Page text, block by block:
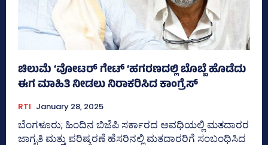
ಚಿಲುಮೆ ‘ವೋಟರ್ ಗೇಟ್‌ ‘ಹಗರಣದಲ್ಲಿ ಬೊಬ್ಬೆ ಹೊಡೆದು
ಈಗ ಮಾಹಿತಿ ನೀಡಲು ನಿರಾಕರಿಸಿದ ಕಾಂಗ್ರೆಸ್
RTI January 28, 2025
ಬೆಂಗಳೂರು; ಹಿಂದಿನ ಬಿಜೆಪಿ ಸರ್ಕಾರದ ಅವಧಿಯಲ್ಲಿ ಮತದಾರರ
ಜಾಗೃತಿ ಮತ್ತು ಪರಿಷ್ಕರಣೆ ಹೆಸರಿನಲ್ಲಿ ಮತದಾರರಿಗೆ ಸಂಬಂಧಿಸಿದ